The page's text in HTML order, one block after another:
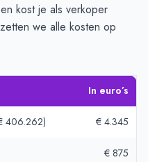
kost je als verkoper
we alle kosten op
In euro’s
406.262) € 4.345
€ 875